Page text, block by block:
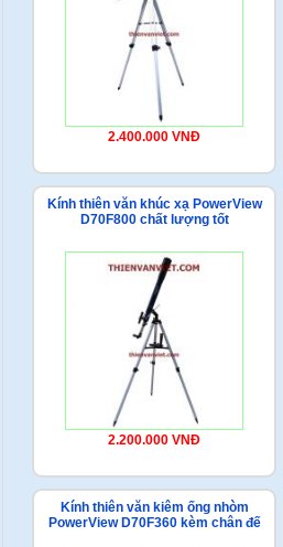
2.400.000 VNĐ
Kính thiên văn khúc xạ PowerView
D70F800 chất lượng tốt
2.200.000 VNĐ
Kính thiên văn kiêm ống nhòm
PowerView D70F360 kèm chân đế